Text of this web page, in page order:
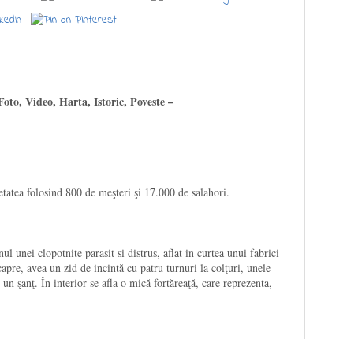
Video, Harta, Istoric, Poveste –
folosind 800 de meşteri şi 17.000 de salahori.
unei clopotnite parasit si distrus, aflat in curtea unui fabrici
avea un zid de incintă cu patru turnuri la colţuri, unele
şanţ. În interior se afla o mică fortăreaţă, care reprezenta,